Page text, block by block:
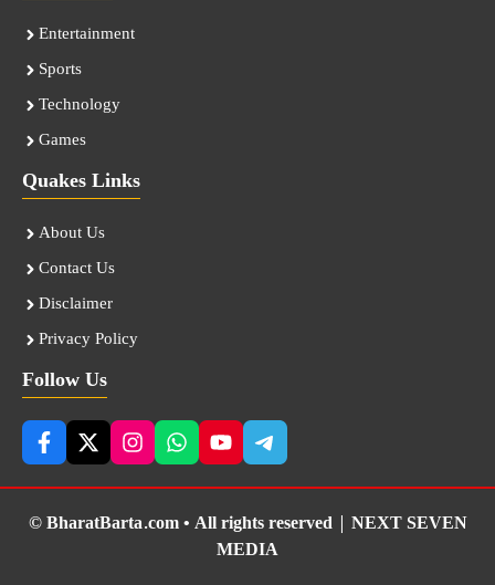
Entertainment
Sports
Technology
Games
Quakes Links
About Us
Contact Us
Disclaimer
Privacy Policy
Follow Us
© BharatBarta.com • All rights reserved | NEXT SEVEN
MEDIA